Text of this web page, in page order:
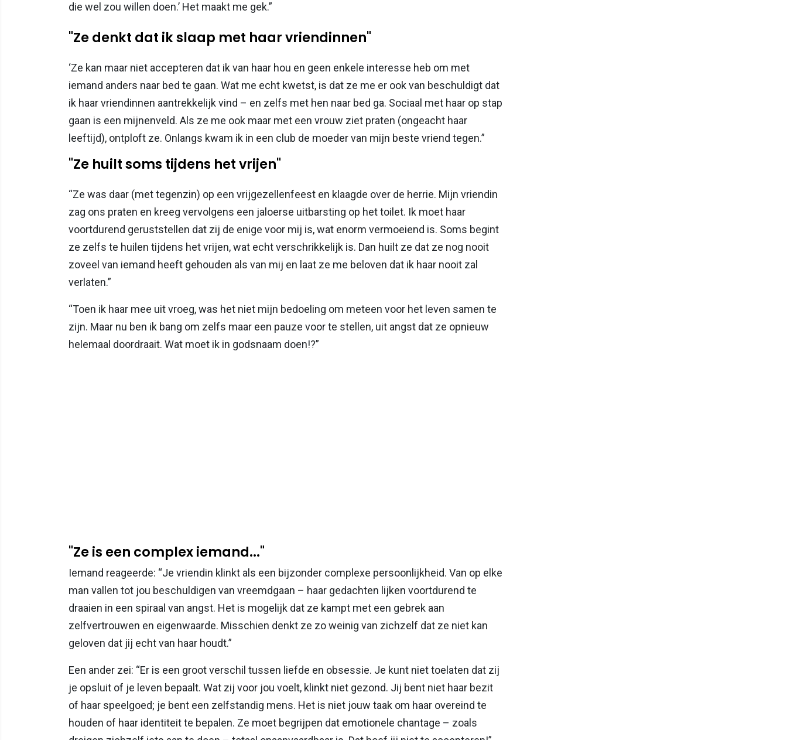
die wel zou willen doen.’ Het maakt me gek.”
"Ze denkt dat ik slaap met haar vriendinnen"
‘Ze kan maar niet accepteren dat ik van haar hou en geen enkele interesse heb om met
iemand anders naar bed te gaan. Wat me echt kwetst, is dat ze me er ook van beschuldigt dat
ik haar vriendinnen aantrekkelijk vind – en zelfs met hen naar bed ga. Sociaal met haar op stap
gaan is een mijnenveld. Als ze me ook maar met een vrouw ziet praten (ongeacht haar
leeftijd), ontploft ze. Onlangs kwam ik in een club de moeder van mijn beste vriend tegen.”
"Ze huilt soms tijdens het vrijen"
“Ze was daar (met tegenzin) op een vrijgezellenfeest en klaagde over de herrie. Mijn vriendin
zag ons praten en kreeg vervolgens een jaloerse uitbarsting op het toilet. Ik moet haar
voortdurend geruststellen dat zij de enige voor mij is, wat enorm vermoeiend is. Soms begint
ze zelfs te huilen tijdens het vrijen, wat echt verschrikkelijk is. Dan huilt ze dat ze nog nooit
zoveel van iemand heeft gehouden als van mij en laat ze me beloven dat ik haar nooit zal
verlaten.”
“Toen ik haar mee uit vroeg, was het niet mijn bedoeling om meteen voor het leven samen te
zijn. Maar nu ben ik bang om zelfs maar een pauze voor te stellen, uit angst dat ze opnieuw
helemaal doordraait. Wat moet ik in godsnaam doen!?”
"Ze is een complex iemand..."
Iemand reageerde: “Je vriendin klinkt als een bijzonder complexe persoonlijkheid. Van op elke
man vallen tot jou beschuldigen van vreemdgaan – haar gedachten lijken voortdurend te
draaien in een spiraal van angst. Het is mogelijk dat ze kampt met een gebrek aan
zelfvertrouwen en eigenwaarde. Misschien denkt ze zo weinig van zichzelf dat ze niet kan
geloven dat jij echt van haar houdt.”
Een ander zei: “Er is een groot verschil tussen liefde en obsessie. Je kunt niet toelaten dat zij
je opsluit of je leven bepaalt. Wat zij voor jou voelt, klinkt niet gezond. Jij bent niet haar bezit
of haar speelgoed; je bent een zelfstandig mens. Het is niet jouw taak om haar overeind te
houden of haar identiteit te bepalen. Ze moet begrijpen dat emotionele chantage – zoals